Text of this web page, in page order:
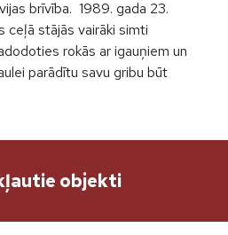
brīvība. 1989. gada 23.
ceļā stājās vairāki simti
rokās ar igauņiem un
parādītu savu gribu būt
objekti